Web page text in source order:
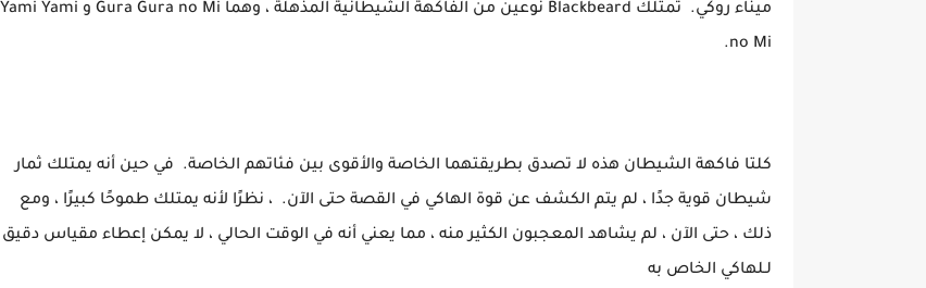
ميناء روكي. تمتلك Blackbeard نوعين من الفاكهة الشيطانية المذهلة ، وهما Gura Gura no Mi و Yami Yami
no Mi.
كلتا فاكهة الشيطان هذه لا تصدق بطريقتهما الخاصة والأقوى بين فئاتهم الخاصة. في حين أنه يمتلك ثمار
شيطان قوية جدًا ، لم يتم الكشف عن قوة الهاكي في القصة حتى الآن. ، نظرًا لأنه يمتلك طموحًا كبيرًا ، ومع
ذلك ، حتى الآن ، لم يشاهد المعجبون الكثير منه ، مما يعني أنه في الوقت الحالي ، لا يمكن إعطاء مقياس دقيق
لـلهاكي الخاص به